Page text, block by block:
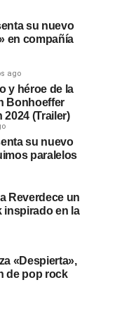
su nuevo
en compañía
ago
y héroe de la
Bonhoeffer
2024 (Trailer)
su nuevo
paralelos
Reverdece un
inspirado en la
«Despierta»,
de pop rock